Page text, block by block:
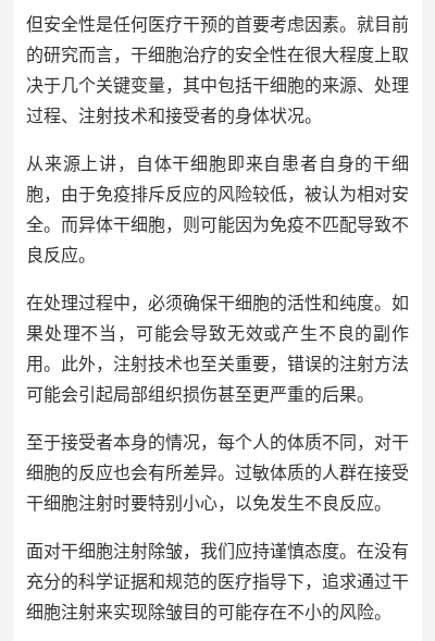
但安全性是任何医疗干预的首要考虑因素。就目前
的研究而言，干细胞治疗的安全性在很大程度上取
决于几个关键变量，其中包括干细胞的来源、处理
过程、注射技术和接受者的身体状况。
从来源上讲，自体干细胞即来自患者自身的干细
胞，由于免疫排斥反应的风险较低，被认为相对安
全。而异体干细胞，则可能因为免疫不匹配导致不
良反应。
在处理过程中，必须确保干细胞的活性和纯度。如
果处理不当，可能会导致无效或产生不良的副作
用。此外，注射技术也至关重要，错误的注射方法
可能会引起局部组织损伤甚至更严重的后果。
至于接受者本身的情况，每个人的体质不同，对干
细胞的反应也会有所差异。过敏体质的人群在接受
干细胞注射时要特别小心，以免发生不良反应。
面对干细胞注射除皱，我们应持谨慎态度。在没有
充分的科学证据和规范的医疗指导下，追求通过干
细胞注射来实现除皱目的可能存在不小的风险。